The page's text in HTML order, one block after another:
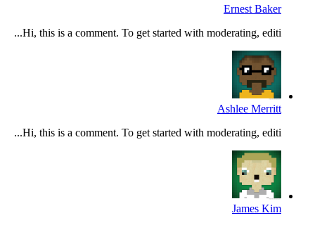
Ernest Baker
Hi, this is a comment. To get started with moderating, editi...
Ashlee Merritt
Hi, this is a comment. To get started with moderating, editi...
James Kim